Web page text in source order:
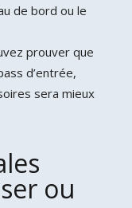
de bord ou le
prouver que
d’entrée,
sera mieux
ou